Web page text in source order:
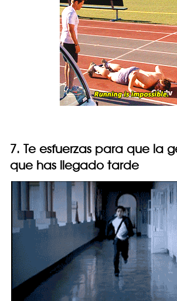
7. Te esfuerzas para que la
que has llegado tarde